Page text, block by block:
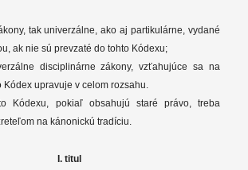
tak univerzálne, ako aj partikulárne, vydané
ak nie sú prevzaté do tohto Kódexu;
disciplinárne zákony, vzťahujúce sa na
Kódex upravuje v celom rozsahu.
Kódexu, pokiaľ obsahujú staré právo, treba
na kánonickú tradíciu.
I. titul